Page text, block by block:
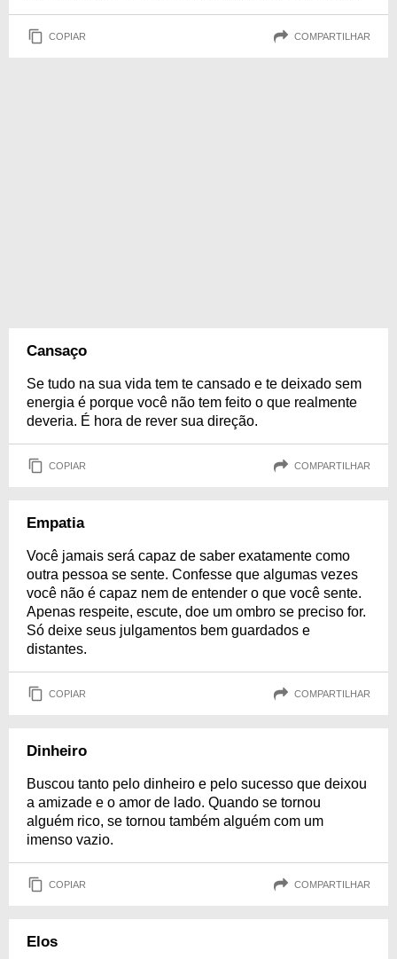
COPIAR COMPARTILHAR
Cansaço
Se tudo na sua vida tem te cansado e te deixado sem
energia é porque você não tem feito o que realmente
deveria. É hora de rever sua direção.
COPIAR COMPARTILHAR
Empatia
Você jamais será capaz de saber exatamente como
outra pessoa se sente. Confesse que algumas vezes
você não é capaz nem de entender o que você sente.
Apenas respeite, escute, doe um ombro se preciso for.
Só deixe seus julgamentos bem guardados e
distantes.
COPIAR COMPARTILHAR
Dinheiro
Buscou tanto pelo dinheiro e pelo sucesso que deixou
a amizade e o amor de lado. Quando se tornou
alguém rico, se tornou também alguém com um
imenso vazio.
COPIAR COMPARTILHAR
Elos